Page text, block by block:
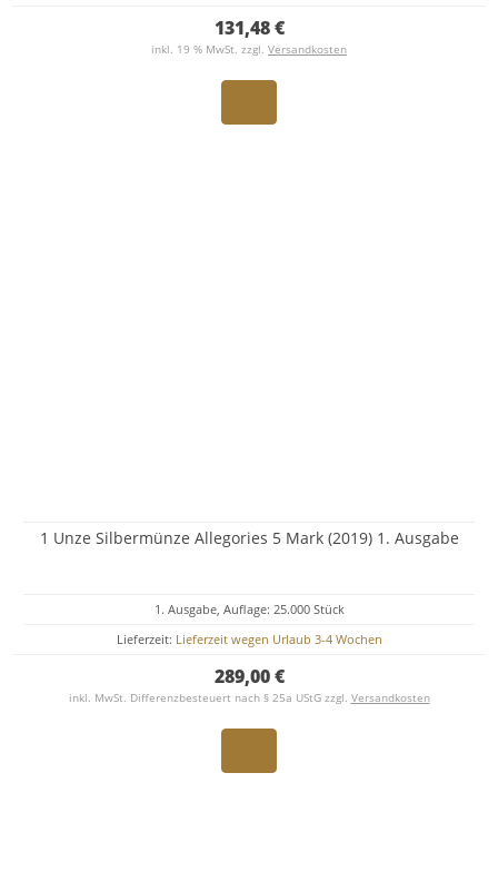
131,48 €
inkl. 19 % MwSt. zzgl. Versandkosten
1 Unze Silbermünze Allegories 5 Mark (2019) 1. Ausgabe
1. Ausgabe, Auflage: 25.000 Stück
Lieferzeit: Lieferzeit wegen Urlaub 3-4 Wochen
289,00 €
inkl. MwSt. Differenzbesteuert nach § 25a UStG zzgl. Versandkosten